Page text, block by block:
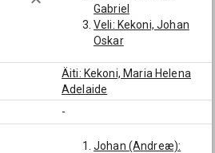
Gabriel
Veli: Kekoni, Johan
Oskar
Äiti: Kekoni, Maria Helena
Adelaide
-
Johan (Andreæ):